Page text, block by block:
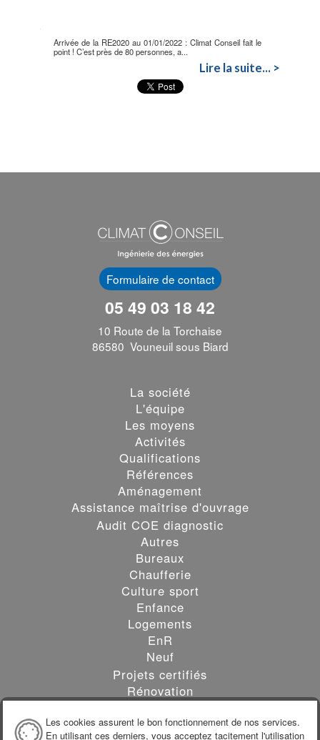
Les cookies assurent le bon fonctionnement de nos services.
En utilisant ces derniers, vous acceptez tacitement l'utilisation
Arrivée de la RE2020 au 01/01/2022 : Climat Conseil fait le
point ! C’est près de 80 personnes, a...
Lire la suite... >
Formulaire de contact
05 49 03 18 42
10 Route de la Torchaise
86580 Vouneuil sous Biard
La société
L'équipe
Les moyens
Activités
Qualifications
Références
Aménagement
Assistance maîtrise d'ouvrage
Audit COE diagnostic
Autres
Bureaux
Chaufferie
Culture sport
Enfance
Logements
EnR
Neuf
Projets certifiés
Rénovation
Tertiaire